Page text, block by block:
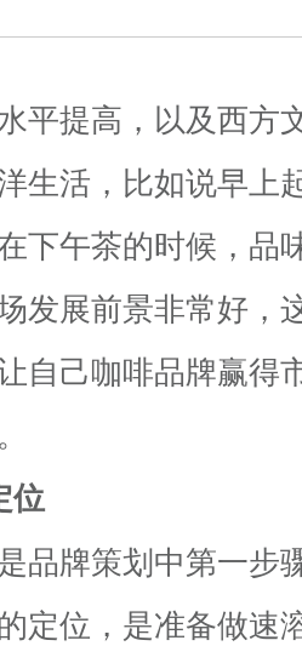
平提高，以及西方
生活，比如说早上
下午茶的时候，品
发展前景非常好，
自己咖啡品牌赢得
位
品牌策划中第一步
定位，是准备做速